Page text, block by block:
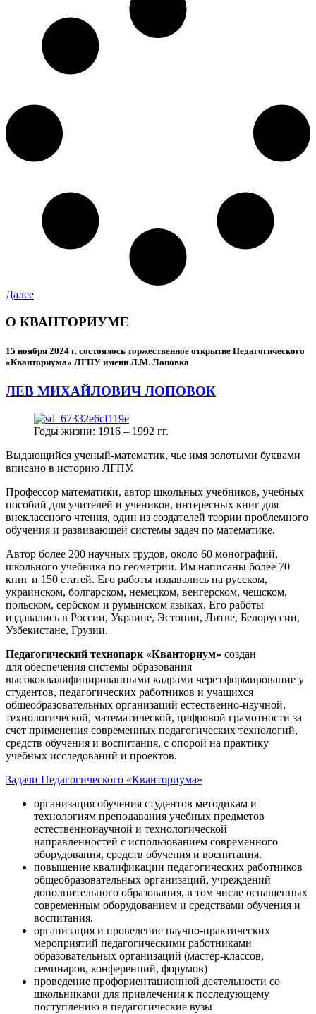
Далее
О КВАНТОРИУМЕ
15 ноября 2024 г. состоялось торжественное открытие Педагогического
«Кванториума» ЛГПУ имени Л.М. Лоповка
ЛЕВ МИХАЙЛОВИЧ ЛОПОВОК
Годы жизни: 1916 – 1992 гг.
Выдающийся ученый-математик, чье имя золотыми буквами
вписано в историю ЛГПУ.
Профессор математики, автор школьных учебников, учебных
пособий для учителей и учеников, интересных книг для
внеклассного чтения, один из создателей теории проблемного
обучения и развивающей системы задач по математике.
Автор более 200 научных трудов, около 60 монографий,
школьного учебника по геометрии. Им написаны более 70
книг и 150 статей. Его работы издавались на русском,
украинском, болгарском, немецком, венгерском, чешском,
польском, сербском и румынском языках. Его работы
издавались в России, Украине, Эстонии, Литве, Белоруссии,
Узбекистане, Грузии.
Педагогический технопарк «Кванториум» создан
для обеспечения системы образования
высококвалифицированными кадрами через формирование у
студентов, педагогических работников и учащихся
общеобразовательных организаций естественно-научной,
технологической, математической, цифровой грамотности за
счет применения современных педагогических технологий,
средств обучения и воспитания, с опорой на практику
учебных исследований и проектов.
Задачи Педагогического «Кванториума»
организация обучения студентов методикам и
технологиям преподавания учебных предметов
естественнонаучной и технологической
направленностей с использованием современного
оборудования, средств обучения и воспитания.
повышение квалификации педагогических работников
общеобразовательных организаций, учреждений
дополнительного образования, в том числе оснащенных
современным оборудованием и средствами обучения и
воспитания.
организация и проведение научно-практических
мероприятий педагогическими работниками
образовательных организаций (мастер-классов,
семинаров, конференций, форумов)
проведение профориентационной деятельности со
школьниками для привлечения к последующему
поступлению в педагогические вузы